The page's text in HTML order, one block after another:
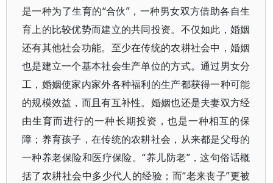
是一种为了生育的“合伙”，一种男女双方借助各自生
育上的比较优势而建立的共同投资。不仅如此，婚姻
还有其他社会功能。至少在传统的农耕社会中，婚姻
也是建立一个基本社会生产单位的方式。通过男女分
工，婚姻使家内家外各种福利的生产都获得一种可能
的规模效益，而且有互补性。婚姻也还是夫妻双方经
由生育而进行的一种长期投资，也是一种相互的保
障；养育孩子，在传统的农耕社会，从来都是父母的
一种养老保险和医疗保险。“养儿防老”，这句俗话概
括了农耕社会中多少代人的经验；而“老来丧子”更被